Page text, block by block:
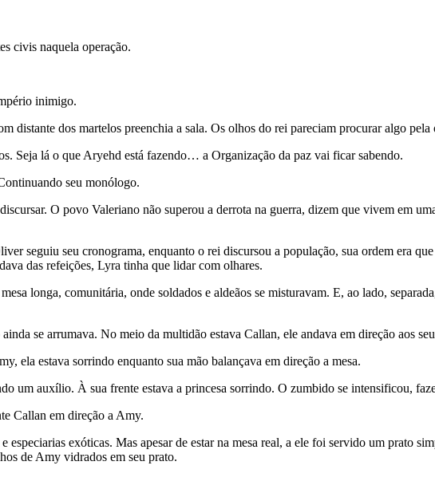
civis naquela operação.
inimigo.
distante dos martelos preenchia a sala. Os olhos do rei pareciam procurar algo pela
Seja lá o que Aryehd está fazendo… a Organização da paz vai ficar sabendo.
seu monólogo.
O povo Valeriano não superou a derrota na guerra, dizem que vivem em
seguiu seu cronograma, enquanto o rei discursou a população, sua ordem era
das refeições, Lyra tinha que lidar com olhares.
longa, comunitária, onde soldados e aldeãos se misturavam. E, ao lado,
se arrumava. No meio da multidão estava Callan, ele andava em direção aos
ela estava sorrindo enquanto sua mão balançava em direção a mesa.
um auxílio. À sua frente estava a princesa sorrindo. O zumbido se intensificou,
Callan em direção a Amy.
especiarias exóticas. Mas apesar de estar na mesa real, a ele foi servido um prato
de Amy vidrados em seu prato.